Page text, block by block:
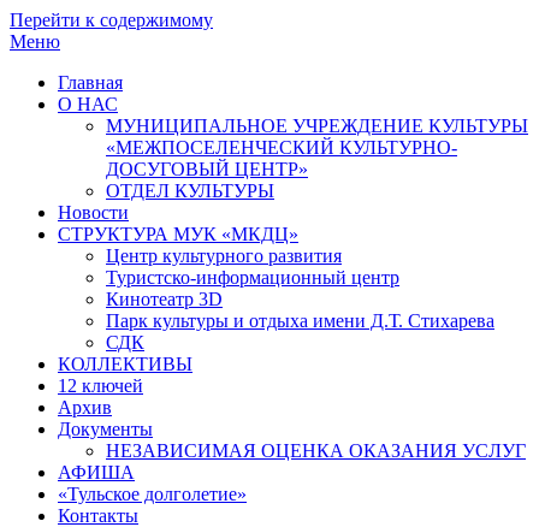
Перейти к содержимому
Меню
Главная
О НАС
МУНИЦИПАЛЬНОЕ УЧРЕЖДЕНИЕ КУЛЬТУРЫ
«МЕЖПОСЕЛЕНЧЕСКИЙ КУЛЬТУРНО-
ДОСУГОВЫЙ ЦЕНТР»
ОТДЕЛ КУЛЬТУРЫ
Новости
СТРУКТУРА МУК «МКДЦ»
Центр культурного развития
Туристско-информационный центр
Кинотеатр 3D
Парк культуры и отдыха имени Д.Т. Стихарева
СДК
КОЛЛЕКТИВЫ
12 ключей
Архив
Документы
НЕЗАВИСИМАЯ ОЦЕНКА ОКАЗАНИЯ УСЛУГ
АФИША
«Тульское долголетие»
Контакты